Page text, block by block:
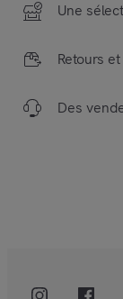
Une
Retours
Des